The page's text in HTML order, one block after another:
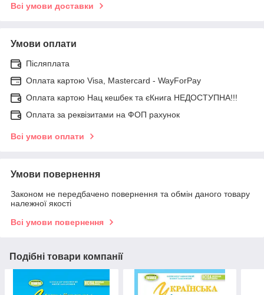
Всі умови доставки
Умови оплати
Післяплата
Оплата картою Visa, Mastercard - WayForPay
Оплата картою Нац кешбек та єКнига НЕДОСТУПНА!!!
Оплата за реквізитами на ФОП рахунок
Всі умови оплати
Умови повернення
Законом не передбачено повернення та обмін даного товару
належної якості
Всі умови повернення
Подібні товари компанії